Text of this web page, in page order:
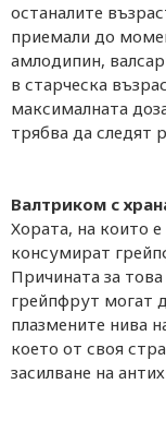
останалите
приемали до
амлодипин,
в старческа
максималната
трябва да следят
Валтриком с
Хората, на които
консумират
Причината за
грейпфрут могат
плазмените нива
което от своя
засилване на